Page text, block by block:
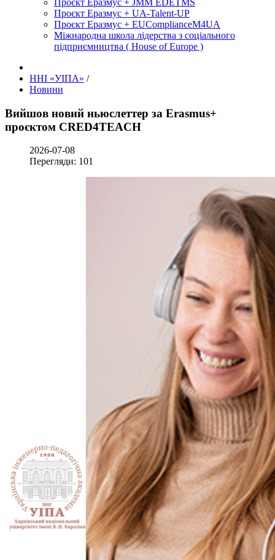
Проєкт Еразмус + JMM EDETMS
Проєкт Еразмус + UA-Talent-UP
Проєкт Еразмус + EUComplianceM4UA
Міжнародна школа лідерства з соціального
підприємництва ( House of Europe )
ННІ «УІПА» /
Новини
Вийшов новий ньюслеттер за Erasmus+
проєктом CRED4TEACH
2026-07-08
Перегляди: 101